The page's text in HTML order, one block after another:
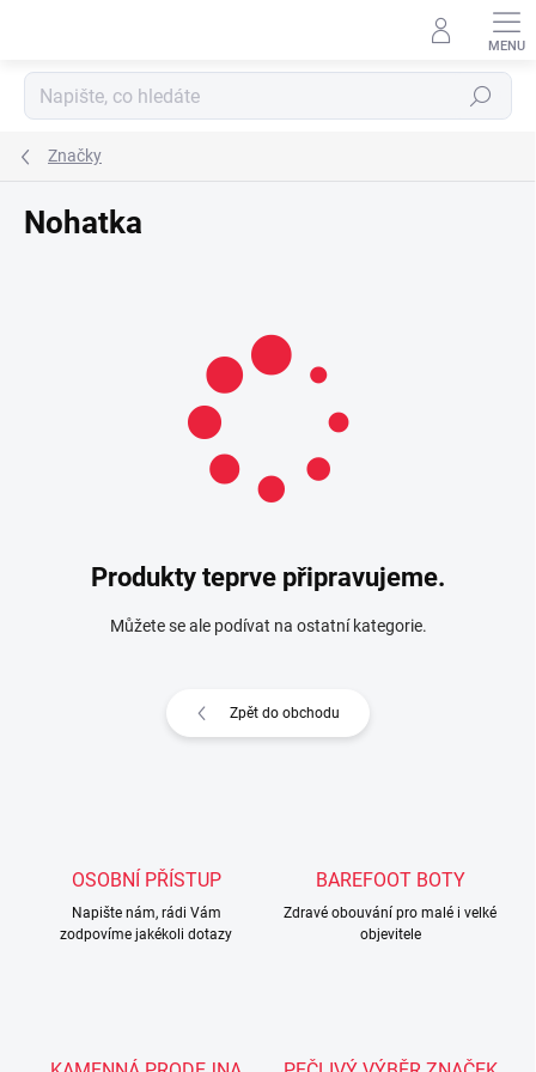
Hledat
Značky
Nohatka
Produkty teprve připravujeme.
Můžete se ale podívat na ostatní kategorie.
Zpět do obchodu
OSOBNÍ PŘÍSTUP
Napište nám, rádi Vám
zodpovíme jakékoli dotazy
BAREFOOT BOTY
Zdravé obouvání pro malé i velké
objevitele